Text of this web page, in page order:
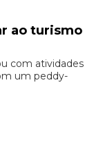
ao turismo
com atividades
um peddy-